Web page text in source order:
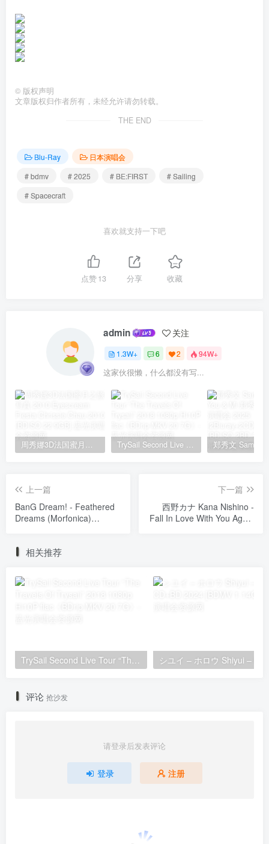
© 版权声明
文章版权归作者所有，未经允许请勿转载。
THE END
Blu-Ray
日本演唱会
# bdmv
# 2025 # BE:FIRST
# Sailing
# Spacecraft
喜欢就支持一下吧
点赞13 分享 收藏
admin 关注
1.3W+ 6 2 94W+
这家伙很懒，什么都没有写...
上一篇
BanG Dream! - Feathered
Dreams (Morfonica)
下一篇
西野カナ Kana Nishino -
Fall In Love With You Again
相关推荐
TrySail Second Live Tour “The Travels Of Trysail” 2018 1080p Hi10P flac《BDrip MKV 20.7G》
评论 抢沙发
请登录后发表评论
登录 注册